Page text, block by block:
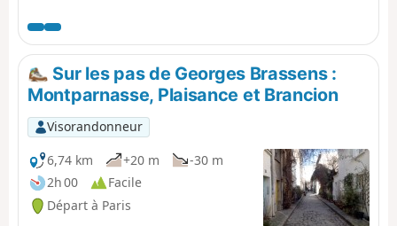
début du XXe siècle étant plus volontiers décorées de
motifs végétaux.
Sur les pas de Georges Brassens :
Montparnasse, Plaisance et Brancion
Visorandonneur
6,74 km
+20 m
-30 m
2h 00
Facile
Départ à Paris